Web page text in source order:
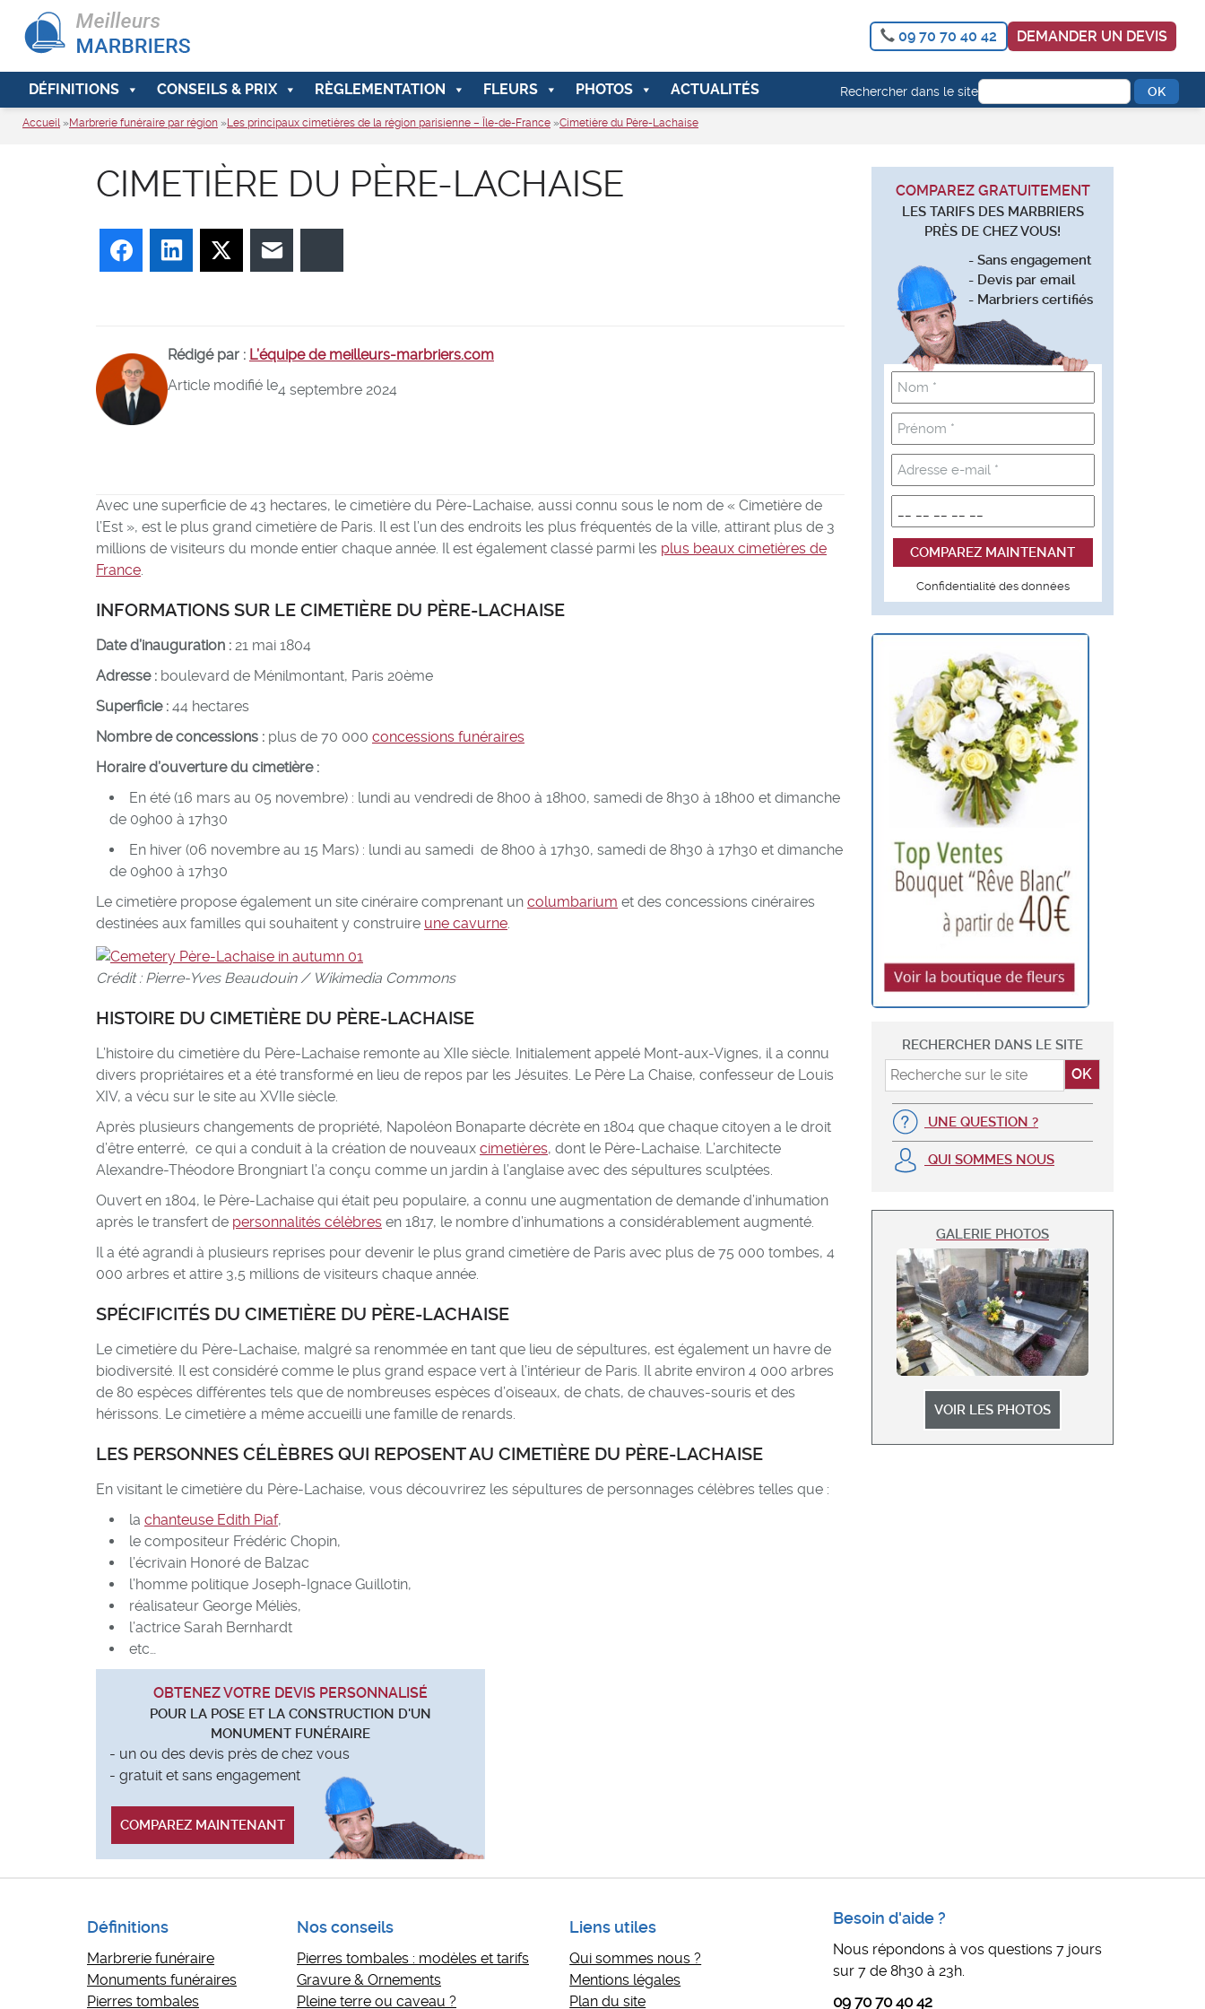
09 70 70 40 42 DEMANDER UN DEVIS
DÉFINITIONS CONSEILS & PRIX RÈGLEMENTATION FLEURS PHOTOS ACTUALITÉS Rechercher dans le site
Accueil»Marbrerie funéraire par région »Les principaux cimetières de la région parisienne – Île-de-France »Cimetière du Père-Lachaise
CIMETIÈRE DU PÈRE-LACHAISE
FacebookLinkedIn Twitter
Rédigé par : L’équipe de meilleurs-marbriers.com
Article modifié le4 septembre 2024
Avec une superficie de 43 hectares, le cimetière du Père-Lachaise, aussi connu sous le nom de « Cimetière de
l’Est », est le plus grand cimetière de Paris. Il est l’un des endroits les plus fréquentés de la ville, attirant plus de 3
millions de visiteurs du monde entier chaque année. Il est également classé parmi les plus beaux cimetières de
France.
INFORMATIONS SUR LE CIMETIÈRE DU PÈRE-LACHAISE
Date d’inauguration : 21 mai 1804
Adresse : boulevard de Ménilmontant, Paris 20ème
Superficie : 44 hectares
Nombre de concessions : plus de 70 000 concessions funéraires
Horaire d’ouverture du cimetière :
En été (16 mars au 05 novembre) : lundi au vendredi de 8h00 à 18h00, samedi de 8h30 à 18h00 et dimanche
de 09h00 à 17h30
En hiver (06 novembre au 15 Mars) : lundi au samedi de 8h00 à 17h30, samedi de 8h30 à 17h30 et dimanche
de 09h00 à 17h30
Le cimetière propose également un site cinéraire comprenant un columbarium et des concessions cinéraires
destinées aux familles qui souhaitent y construire une cavurne.
Crédit : Pierre-Yves Beaudouin / Wikimedia Commons
HISTOIRE DU CIMETIÈRE DU PÈRE-LACHAISE
L’histoire du cimetière du Père-Lachaise remonte au XIIe siècle. Initialement appelé Mont-aux-Vignes, il a connu
divers propriétaires et a été transformé en lieu de repos par les Jésuites. Le Père La Chaise, confesseur de Louis
XIV, a vécu sur le site au XVIIe siècle.
Après plusieurs changements de propriété, Napoléon Bonaparte décrète en 1804 que chaque citoyen a le droit
d’être enterré, ce qui a conduit à la création de nouveaux cimetières, dont le Père-Lachaise. L’architecte
Alexandre-Théodore Brongniart l’a conçu comme un jardin à l’anglaise avec des sépultures sculptées.
Ouvert en 1804, le Père-Lachaise qui était peu populaire, a connu une augmentation de demande d’inhumation
après le transfert de personnalités célèbres en 1817, le nombre d’inhumations a considérablement augmenté.
Il a été agrandi à plusieurs reprises pour devenir le plus grand cimetière de Paris avec plus de 75 000 tombes, 4
000 arbres et attire 3,5 millions de visiteurs chaque année.
SPÉCIFICITÉS DU CIMETIÈRE DU PÈRE-LACHAISE
Le cimetière du Père-Lachaise, malgré sa renommée en tant que lieu de sépultures, est également un havre de
biodiversité. Il est considéré comme le plus grand espace vert à l’intérieur de Paris. Il abrite environ 4 000 arbres
de 80 espèces différentes tels que de nombreuses espèces d’oiseaux, de chats, de chauves-souris et des
hérissons. Le cimetière a même accueilli une famille de renards.
LES PERSONNES CÉLÈBRES QUI REPOSENT AU CIMETIÈRE DU PÈRE-LACHAISE
En visitant le cimetière du Père-Lachaise, vous découvrirez les sépultures de personnages célèbres telles que :
la chanteuse Edith Piaf,
le compositeur Frédéric Chopin,
l’écrivain Honoré de Balzac
l’homme politique Joseph-Ignace Guillotin,
réalisateur George Méliès,
l’actrice Sarah Bernhardt
etc…
OBTENEZ VOTRE DEVIS PERSONNALISÉ
POUR LA POSE ET LA CONSTRUCTION D'UN
MONUMENT FUNÉRAIRE
- un ou des devis près de chez vous
- gratuit et sans engagement
COMPAREZ MAINTENANT
COMPAREZ GRATUITEMENT
LES TARIFS DES MARBRIERS
PRÈS DE CHEZ VOUS!
- Sans engagement
- Devis par email
- Marbriers certifiés
Confidentialité des données
RECHERCHER DANS LE SITE
UNE QUESTION ?
QUI SOMMES NOUS
GALERIE PHOTOS
VOIR LES PHOTOS
Définitions
Marbrerie funéraire
Monuments funéraires
Pierres tombales
Nos conseils
Pierres tombales : modèles et tarifs
Gravure & Ornements
Pleine terre ou caveau ?
Liens utiles
Qui sommes nous ?
Mentions légales
Plan du site
Besoin d'aide ?
Nous répondons à vos questions 7 jours
sur 7 de 8h30 à 23h.
09 70 70 40 42